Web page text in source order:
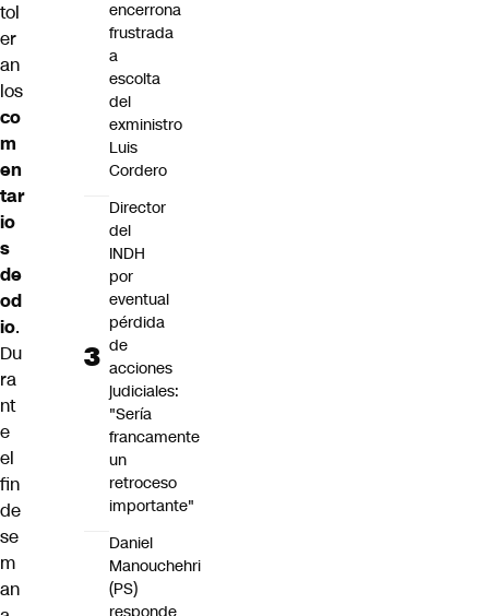
tol
er
an
los
co
m
en
tar
io
s
de
od
io.
Du
ra
nt
e
el
fin
de
se
m
an
encerrona
frustrada
a
escolta
del
exministro
Luis
Cordero
Director
del
INDH
por
eventual
pérdida
de
acciones
judiciales:
"Sería
francamente
un
retroceso
importante"
Daniel
Manouchehri
(PS)
responde